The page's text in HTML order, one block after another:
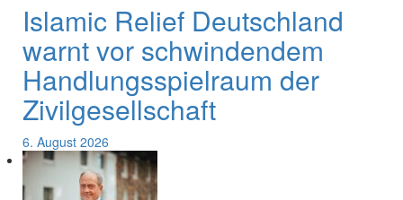
Islamic Relief Deutschland
warnt vor schwindendem
Handlungsspielraum der
Zivilgesellschaft
6. August 2026